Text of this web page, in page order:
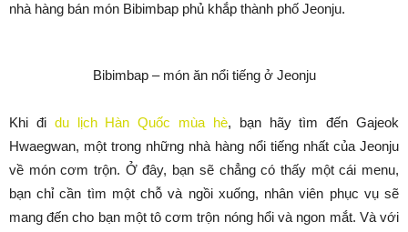
nhà hàng bán món Bibimbap phủ khắp thành phố Jeonju.
Bibimbap – món ăn nổi tiếng ở Jeonju
Khi đi du lịch Hàn Quốc mùa hè, bạn hãy tìm đến Gajeok
Hwaegwan, một trong những nhà hàng nổi tiếng nhất của Jeonju
về món cơm trộn. Ở đây, bạn sẽ chẳng có thấy một cái menu,
bạn chỉ cần tìm một chỗ và ngồi xuống, nhân viên phục vụ sẽ
mang đến cho bạn một tô cơm trộn nóng hổi và ngon mắt. Và với